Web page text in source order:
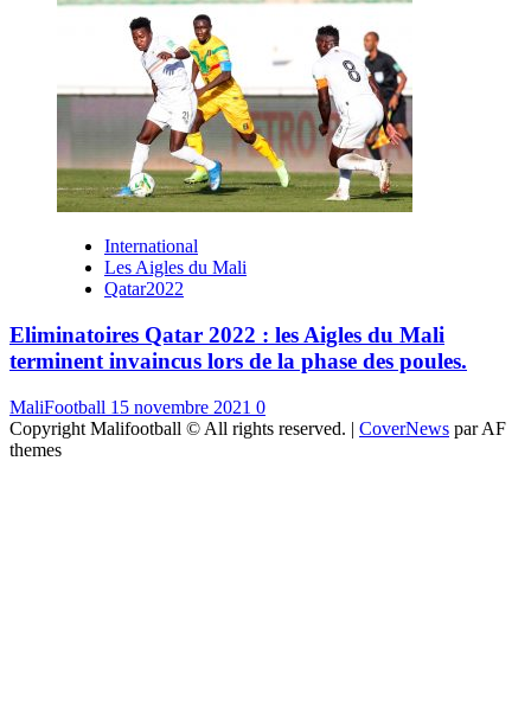
International
Les Aigles du Mali
Qatar2022
Eliminatoires Qatar 2022 : les Aigles du Mali
terminent invaincus lors de la phase des poules.
MaliFootball 15 novembre 2021 0
Copyright Malifootball © All rights reserved. | CoverNews par AF
themes